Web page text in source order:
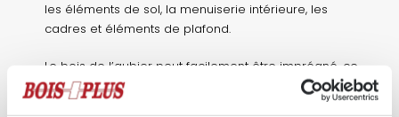
les éléments de sol, la menuiserie intérieure, les
cadres et éléments de plafond.
Le bois de l’aubier peut facilement être imprégné, ce
qui permet d’utiliser le pin également pour des
applications en extérieur.